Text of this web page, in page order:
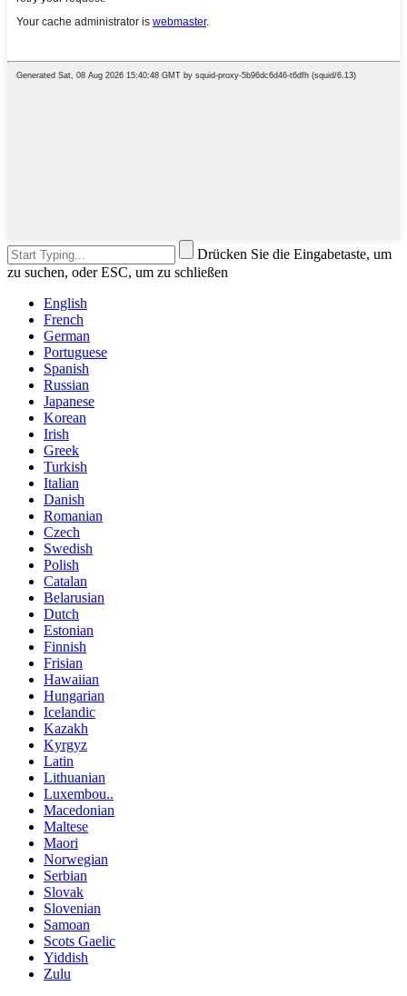
Drücken Sie die Eingabetaste, um
zu suchen, oder ESC, um zu schließen
English
French
German
Portuguese
Spanish
Russian
Japanese
Korean
Irish
Greek
Turkish
Italian
Danish
Romanian
Czech
Swedish
Polish
Catalan
Belarusian
Dutch
Estonian
Finnish
Frisian
Hawaiian
Hungarian
Icelandic
Kazakh
Kyrgyz
Latin
Lithuanian
Luxembou..
Macedonian
Maltese
Maori
Norwegian
Serbian
Slovak
Slovenian
Samoan
Scots Gaelic
Yiddish
Zulu